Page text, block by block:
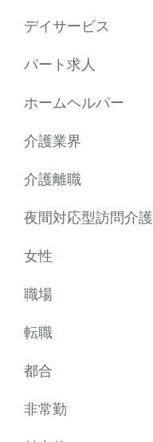
デイサービス
パート求人
ホームヘルパー
介護業界
介護離職
夜間対応型訪問介護
女性
職場
転職
都合
非常勤